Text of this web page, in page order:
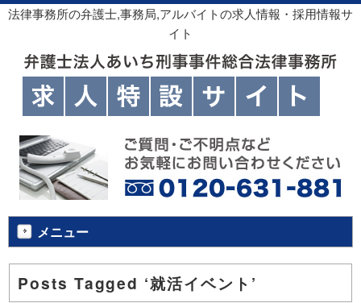
法律事務所の弁護士,事務局,アルバイトの求人情報・採用情報サ
イト
メニュー
Posts Tagged ‘就活イベント’